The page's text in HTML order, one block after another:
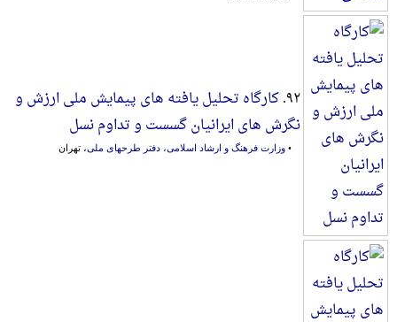
۹۲. کارگاه تحلیل یافته های پیمایش ملی ارزش و
نگرش های ایرانیان گسست و تداوم نسل
• وزارت فرهنگ و ارشاد اسلامی، دفتر طرحهای ملی، تهران